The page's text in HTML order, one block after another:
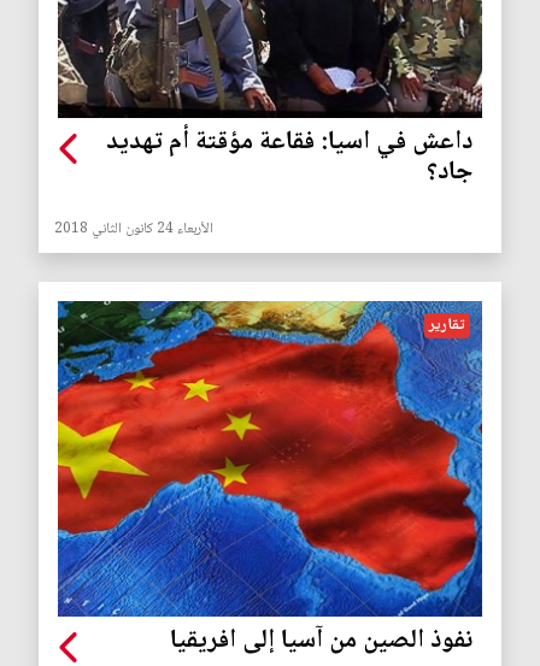
داعش في اسيا: فقاعة مؤقتة أم تهديد
جاد؟
الأربعاء 24 كانون الثاني 2018
تقارير
نفوذ الصين من آسيا إلى افريقيا